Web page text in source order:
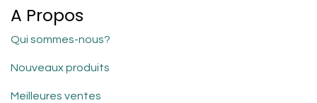
A Propos
Qui sommes-nous?
Nouveaux produits
Meilleures ventes